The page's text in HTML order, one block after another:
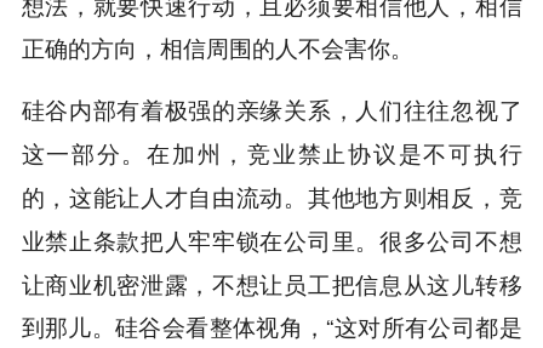
正确的方向，相信周围的人不会害你。
硅谷内部有着极强的亲缘关系，人们往往忽视了
这一部分。在加州，竞业禁止协议是不可执行
的，这能让人才自由流动。其他地方则相反，竞
业禁止条款把人牢牢锁在公司里。 很多公司不想
让商业机密泄露，不想让员工把信息从这儿转移
到那儿。硅谷会看整体视角，“这对所有公司都是